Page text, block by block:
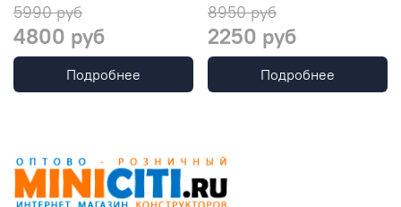
5990 руб
4800 руб
Подробнее
8950 руб
2250 руб
Подробнее